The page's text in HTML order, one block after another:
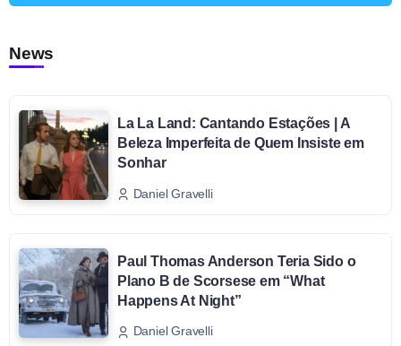
News
La La Land: Cantando Estações | A
Beleza Imperfeita de Quem Insiste em
Sonhar
Daniel Gravelli
Paul Thomas Anderson Teria Sido o
Plano B de Scorsese em “What
Happens At Night”
Daniel Gravelli